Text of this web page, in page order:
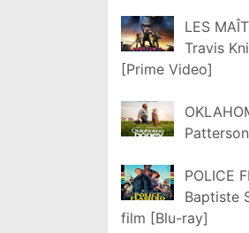
LES
Travis
[Prime Video]
POLICE
Baptiste
film [Blu-ray]